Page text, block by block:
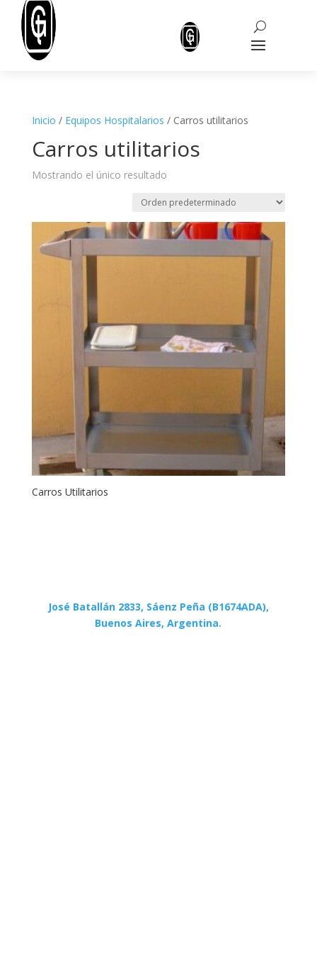
Inicio / Equipos Hospitalarios / Carros utilitarios
Carros utilitarios
Mostrando el único resultado
Carros Utilitarios
José Batallán 2833, Sáenz Peña (B1674ADA),
Buenos Aires, Argentina.